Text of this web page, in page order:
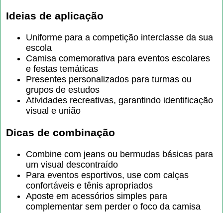
Ideias de aplicação
Uniforme para a competição interclasse da sua
escola
Camisa comemorativa para eventos escolares
e festas temáticas
Presentes personalizados para turmas ou
grupos de estudos
Atividades recreativas, garantindo identificação
visual e união
Dicas de combinação
Combine com jeans ou bermudas básicas para
um visual descontraído
Para eventos esportivos, use com calças
confortáveis e tênis apropriados
Aposte em acessórios simples para
complementar sem perder o foco da camisa